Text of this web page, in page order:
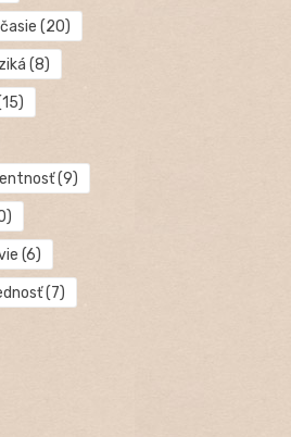
(20)
(8)
(9)
(6)
(7)